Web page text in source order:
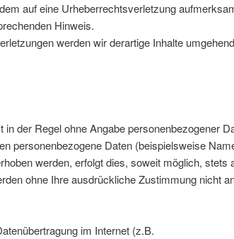
auf eine Urheberrechtsverletzung
Hinweis.
werden wir derartige Inhalte umgehend
der Regel ohne Angabe personenbezogener
personenbezogene Daten (beispielsweise
werden, erfolgt dies, soweit möglich, stets
ohne Ihre ausdrückliche Zustimmung nicht
im Internet (z.B.